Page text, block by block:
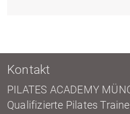
Kontakt
PILATES ACADEMY
Qualifizierte Pilates